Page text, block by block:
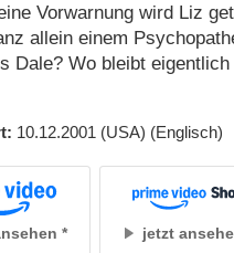
Vorwarnung wird Liz
allein einem
Dale? Wo bleibt eigentlich
10.12.2001 (USA) (Englisch)
jetzt